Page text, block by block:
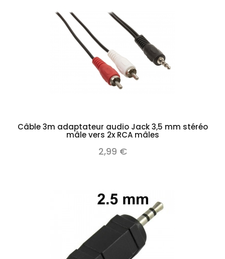
Câble 3m adaptateur audio Jack 3,5 mm stéréo
mâle vers 2x RCA mâles
2,99 €